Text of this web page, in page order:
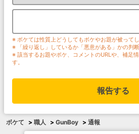
※ ボケては性質上どうしてもボケやお題が被って
※ 「繰り返し」しているか「悪意がある」かの判断
※ 該当するお題やボケ、コメントのURLや、補足
す。
報告する
ボケて > 職人 > GunBoy > 通報